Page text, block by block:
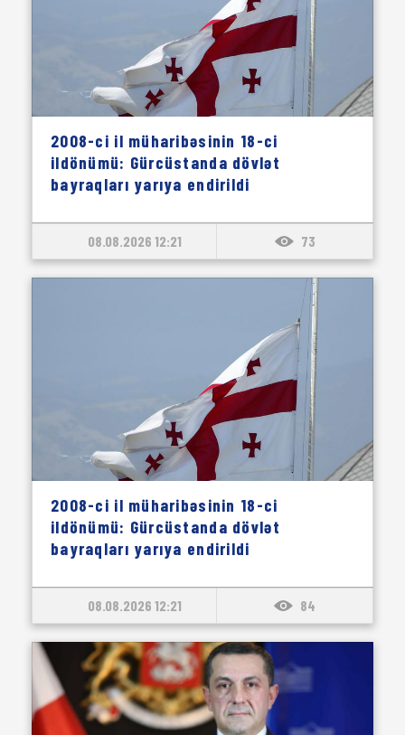
2008-ci il müharibəsinin 18-ci
ildönümü: Gürcüstanda dövlət
bayraqları yarıya endirildi
08.08.2026 12:21 73
2008-ci il müharibəsinin 18-ci
ildönümü: Gürcüstanda dövlət
bayraqları yarıya endirildi
08.08.2026 12:21 84